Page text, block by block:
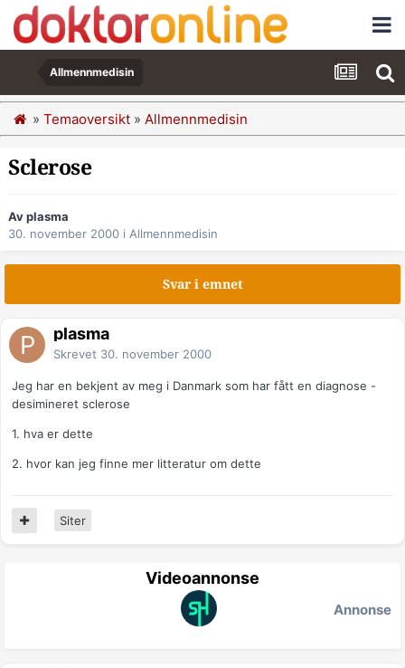
Allmennmedisin
» Temaoversikt » Allmennmedisin
Sclerose
Av plasma
30. november 2000 i Allmennmedisin
Svar i emnet
plasma
Skrevet 30. november 2000
Jeg har en bekjent av meg i Danmark som har fått en diagnose -
desimineret sclerose
1. hva er dette
2. hvor kan jeg finne mer litteratur om dette
Siter
Videoannonse
Annonse